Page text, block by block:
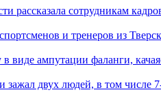
рассказала сотрудникам
и тренеров из
виде ампутации фаланги,
зажал двух людей, в том числе